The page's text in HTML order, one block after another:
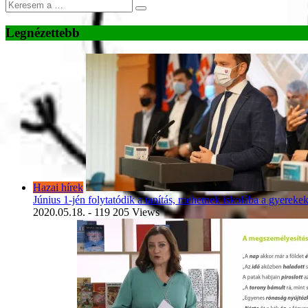
Legnézettebb
Hazai hírek
Június 1-jén folytatódik a tanítás, mehetnek iskolába a gyerekek
2020.05.18. - 119 205 Views